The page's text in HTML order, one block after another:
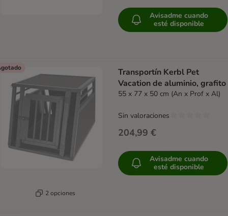
Avisadme cuando
esté disponible
2 opciones
Transportín Kerbl Pet
Vacation de aluminio, grafito
55 x 77 x 50 cm (An x Prof x Al)
204,99 €
Sin valoraciones
Avisadme cuando
esté disponible